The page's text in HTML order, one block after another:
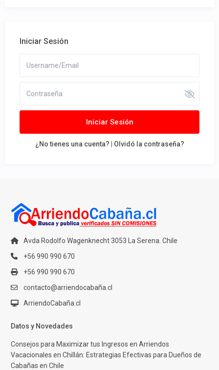
Iniciar Sesión
Iniciar Sesión
¿No tienes una cuenta? Olvidó la contraseña?
Avda Rodolfo Wagenknecht 3053 La Serena. Chile
+56 990 990 670
+56 990 990 670
contacto@arriendocabaña.cl
ArriendoCabaña.cl
Datos y Novedades
Consejos para Maximizar tus Ingresos en Arriendos
Vacacionales en Chillán: Estrategias Efectivas para Dueños de
Cabañas en Chile